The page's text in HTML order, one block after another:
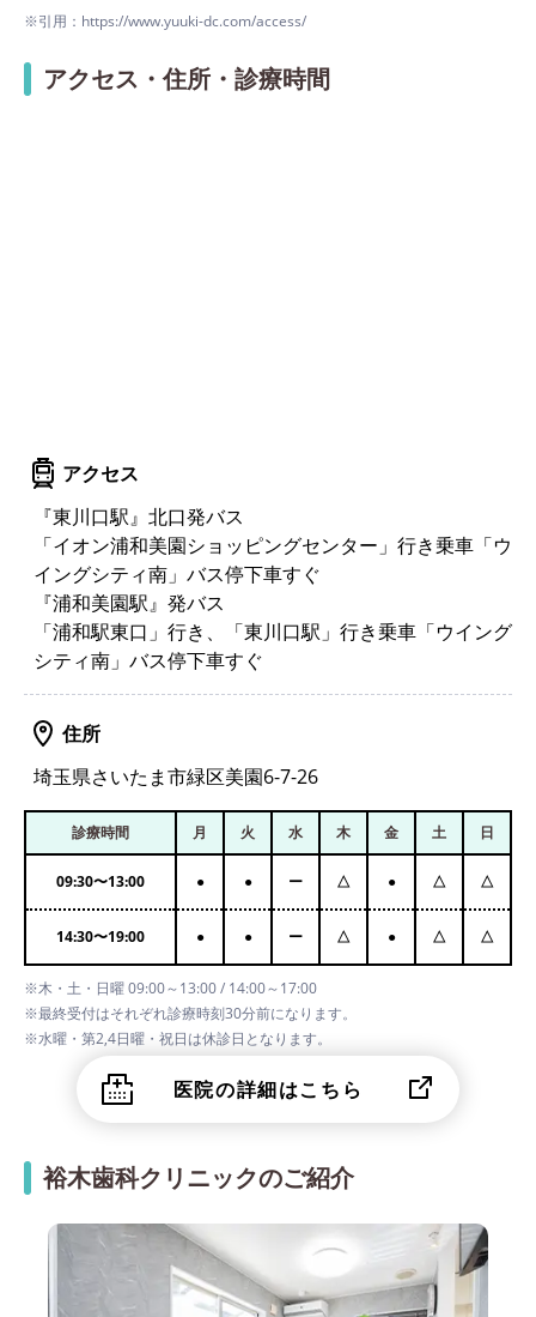
※引用：https://www.yuuki-dc.com/access/
アクセス・住所・診療時間
アクセス
『東川口駅』北口発バス
「イオン浦和美園ショッピングセンター」行き乗車「ウ
イングシティ南」バス停下車すぐ
『浦和美園駅』発バス
「浦和駅東口」行き、「東川口駅」行き乗車「ウイング
シティ南」バス停下車すぐ
住所
埼玉県さいたま市緑区美園6-7-26
診療時間 月 火 水 木 金 土 日
09:30〜13:00 ● ● ー △ ● △ △
14:30〜19:00 ● ● ー △ ● △ △
※木・土・日曜 09:00～13:00 / 14:00～17:00
※最終受付はそれぞれ診療時刻30分前になります。
※水曜・第2,4日曜・祝日は休診日となります。
医院の詳細はこちら
裕木歯科クリニックのご紹介